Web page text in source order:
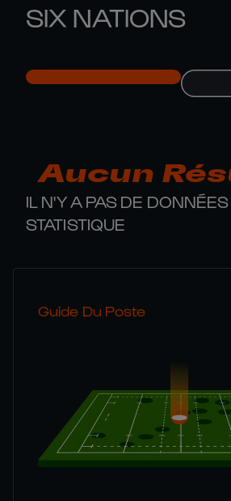
SIX NATIONS
Aucun
IL N'Y A PAS DE
STATISTIQUE
Guide Du Poste